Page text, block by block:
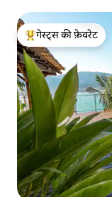
गेस्ट्स का टॉप फ़ेवरेट
गेस्ट्स की फ़ेवरेट